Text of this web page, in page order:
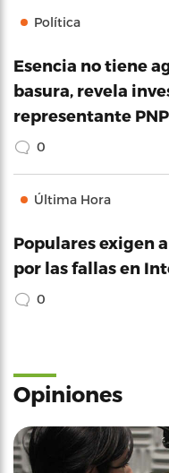
Política
Esencia no tiene
basura, revela
representante PNP
0
Última Hora
Populares exigen
por las fallas en
0
Opiniones